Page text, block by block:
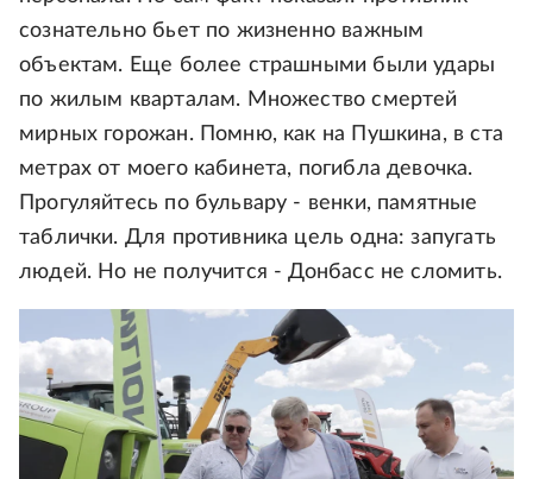
сознательно бьет по жизненно важным
объектам. Еще более страшными были удары
по жилым кварталам. Множество смертей
мирных горожан. Помню, как на Пушкина, в ста
метрах от моего кабинета, погибла девочка.
Прогуляйтесь по бульвару - венки, памятные
таблички. Для противника цель одна: запугать
людей. Но не получится - Донбасс не сломить.